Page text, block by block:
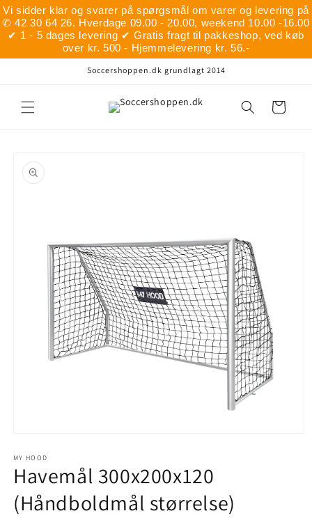
Vi sidder klar og svarer på spørgsmål om varer og levering på
✆ 42 30 64 26. Hverdage 09.00 - 20.00, weekend 10.00 -16.00
✔ 1 - 5 dages levering ✔ Gratis fragt til pakkeshop, ved køb
over kr. 500 - Hjemmelevering kr. 56.-
Gå til
indhold
Soccershoppen.dk grundlagt 2014
Indkøbskurv
1
i
modus
MY HOOD
Havemål 300x200x120
(Håndboldmål størrelse)